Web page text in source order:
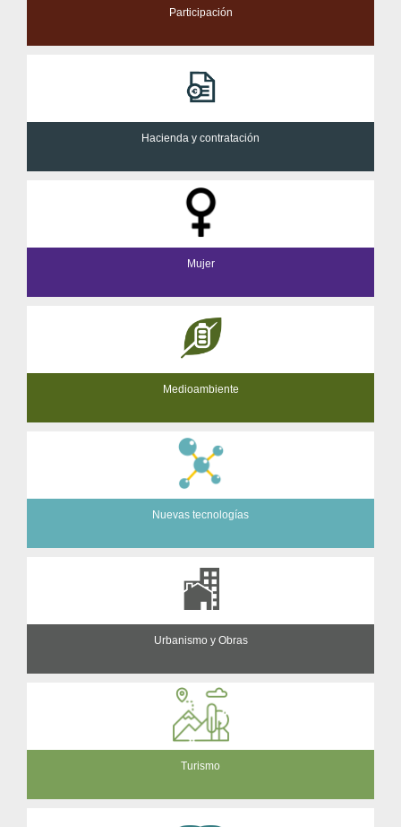
Participación
Hacienda y contratación
Mujer
Medioambiente
Nuevas tecnologías
Urbanismo y Obras
Turismo